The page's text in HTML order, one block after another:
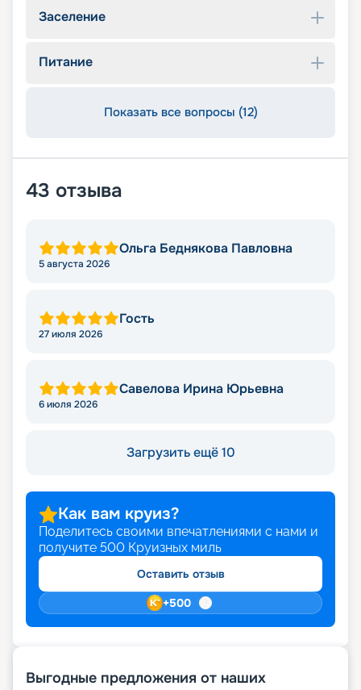
Заселение
Питание
Показать все вопросы (12)
43 отзыва
Ольга Беднякова Павловна
5 августа 2026
Гость
27 июля 2026
Савелова Ирина Юрьевна
6 июля 2026
Загрузить ещё 10
Как вам круиз?
Поделитесь своими впечатлениями с нами и
получите 500 Круизных миль
Оставить отзыв
+500
Выгодные предложения от наших